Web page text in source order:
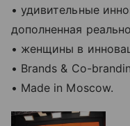
• удивительные
дополненная
• женщины в
• Brands & Co-
• Made in Moscow.